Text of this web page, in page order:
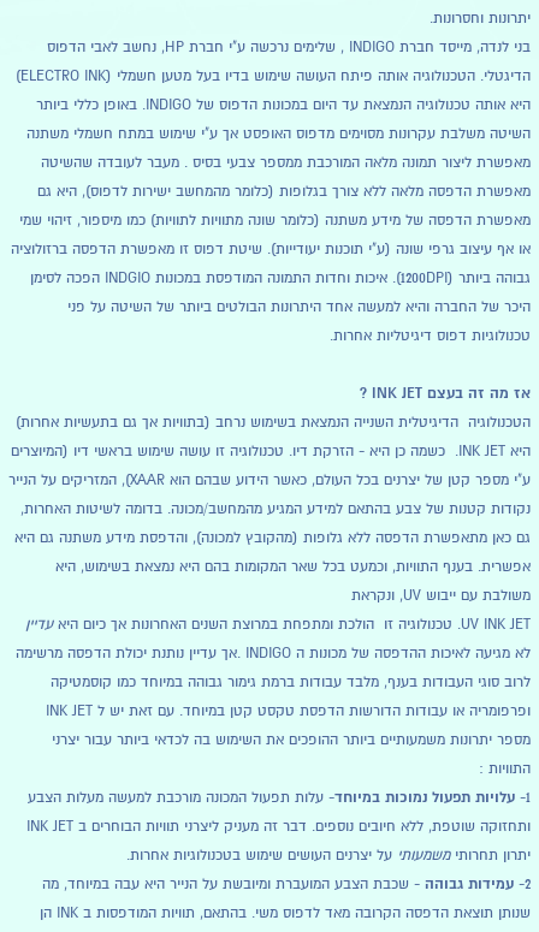
יתרונות וחסרונות.
בני לנדה, מייסד חברת INDIGO , שלימים נרכשה ע"י חברת HP, נחשב לאבי הדפוס
הדיגטלי. הטכנולוגיה אותה פיתח העושה שימוש בדיו בעל מטען חשמלי (ELECTRO INK)
היא אותה טכנולוגיה הנמצאת עד היום במכונות הדפוס של INDIGO. באופן כללי ביותר
השיטה משלבת עקרונות מסוימים מדפוס האופסט אך ע"י שימוש במתח חשמלי משתנה
מאפשרת ליצור תמונה מלאה המורכבת ממספר צבעי בסיס . מעבר לעובדה שהשיטה
מאפשרת הדפסה מלאה ללא צורך בגלופות (כלומר מהמחשב ישירות לדפוס), היא גם
מאפשרת הדפסה של מידע משתנה (כלומר שונה מתוויות לתוויות) כמו מיספור, זיהוי שמי
או אף עיצוב גרפי שונה (ע"י תוכנות יעודייות). שיטת דפוס זו מאפשרת הדפסה ברזולוציה
גבוהה ביותר (1200DPI). איכות וחדות התמונה המודפסת במכונות INDGIO הפכה לסימן
היכר של החברה והיא למעשה אחד היתרונות הבולטים ביותר של השיטה על פני
טכנולוגיות דפוס דיגיטליות אחרות.
אז מה זה בעצם INK JET ?
הטכנולוגיה הדיגיטלית השנייה הנמצאת בשימוש נרחב (בתוויות אך גם בתעשיות אחרות)
היא INK JET. כשמה כן היא - הזרקת דיו. טכנולוגיה זו עושה שימוש בראשי דיו (המיוצרים
ע"י מספר קטן של יצרנים בכל העולם, כאשר הידוע שבהם הוא XAAR), המזריקים על הנייר
נקודות קטנות של צבע בהתאם למידע המגיע מהמחשב/מכונה. בדומה לשיטות האחרות,
גם כאן מתאפשרת הדפסה ללא גלופות (מהקובץ למכונה), והדפסת מידע משתנה גם היא
אפשרית. בענף התוויות, וכמעט בכל שאר המקומות בהם היא נמצאת בשימוש, היא
משולבת עם ייבוש UV, ונקראת
UV INK JET. טכנולוגיה זו הולכת ומתפחת במרוצת השנים האחרונות אך כיום היא
עדיין
לא מגיעה לאיכות ההדפסה של מכונות ה INDIGO .אך עדיין נותנת יכולת הדפסה מרשימה
לרוב סוגי העבודות בענף, מלבד עבודות ברמת גימור גבוהה במיוחד כמו קוסמטיקה
ופרפומריה או עבודות הדורשות הדפסת טקסט קטן במיוחד. עם זאת יש ל INK JET
מספר יתרונות משמעותיים ביותר ההופכים את השימוש בה לכדאי ביותר עבור יצרני
התוויות :
1-
עלויות תפעול נמוכות במיוחד- עלות תפעול המכונה מורכבת למעשה מעלות הצבע
ותחזוקה שוטפת, ללא חיובים נוספים. דבר זה מעניק ליצרני תוויות הבוחרים ב INK JET
יתרון תחרותימשמעותי על יצרנים העושים שימוש בטכנולוגיות אחרות.
2-
עמידות גבוהה- שכבת הצבע המועברת ומיובשת על הנייר היא עבה במיוחד, מה
שנותן תוצאת הדפסה הקרובה מאד לדפוס משי. בהתאם, תוויות המודפסות ב INK הן